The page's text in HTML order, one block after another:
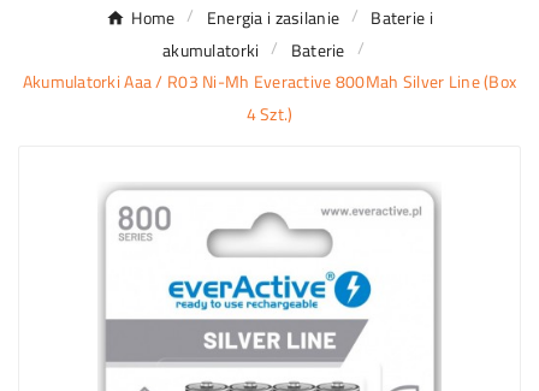
Home Energia i zasilanie
Baterie i
akumulatorki
Baterie
Akumulatorki Aaa / R03 Ni-Mh Everactive 800Mah Silver Line (Box
4 Szt.)